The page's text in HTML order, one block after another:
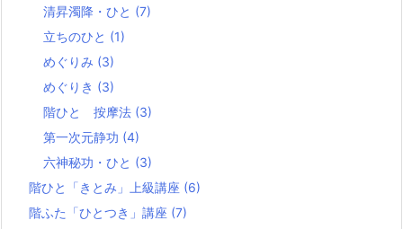
清昇濁降・ひと (7)
立ちのひと (1)
めぐりみ (3)
めぐりき (3)
階ひと 按摩法 (3)
第一次元静功 (4)
六神秘功・ひと (3)
階ひと「きとみ」上級講座 (6)
階ふた「ひとつき」講座 (7)